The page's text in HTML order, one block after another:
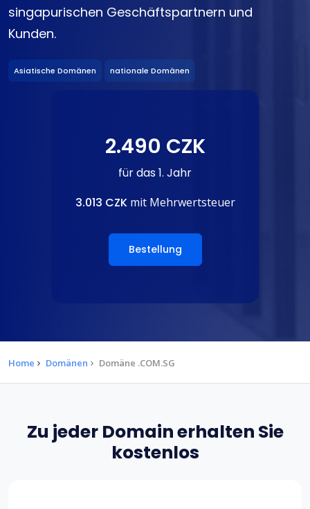
singapurischen Geschäftspartnern und
Kunden.
Asiatische Domänen nationale Domänen
2.490 CZK
für das 1. Jahr
3.013 CZKmit Mehrwertsteuer
Bestellung
Home Domänen Domäne .COM.SG
Zu jeder Domain erhalten Sie
kostenlos